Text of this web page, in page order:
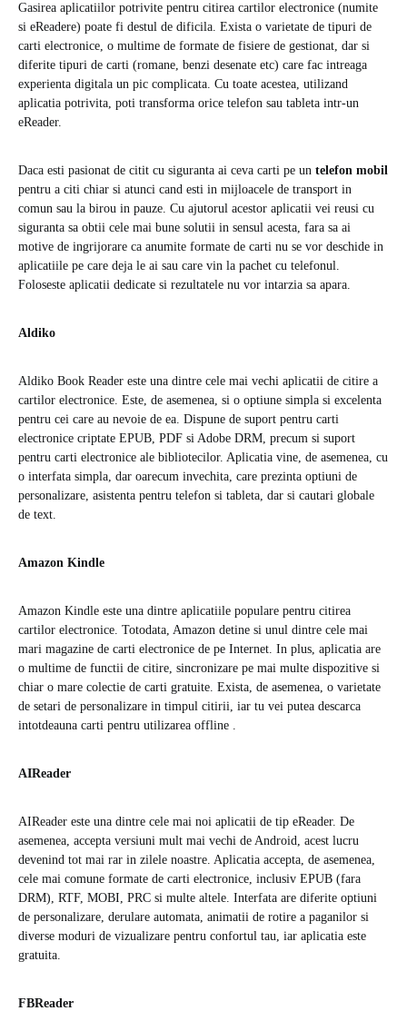
Gasirea aplicatiilor potrivite pentru citirea cartilor electronice (numite
si eReadere) poate fi destul de dificila. Exista o varietate de tipuri de
carti electronice, o multime de formate de fisiere de gestionat, dar si
diferite tipuri de carti (romane, benzi desenate etc) care fac intreaga
experienta digitala un pic complicata. Cu toate acestea, utilizand
aplicatia potrivita, poti transforma orice telefon sau tableta intr-un
eReader.
Daca esti pasionat de citit cu siguranta ai ceva carti pe un telefon mobil
pentru a citi chiar si atunci cand esti in mijloacele de transport in
comun sau la birou in pauze. Cu ajutorul acestor aplicatii vei reusi cu
siguranta sa obtii cele mai bune solutii in sensul acesta, fara sa ai
motive de ingrijorare ca anumite formate de carti nu se vor deschide in
aplicatiile pe care deja le ai sau care vin la pachet cu telefonul.
Foloseste aplicatii dedicate si rezultatele nu vor intarzia sa apara.
Aldiko
Aldiko Book Reader este una dintre cele mai vechi aplicatii de citire a
cartilor electronice. Este, de asemenea, si o optiune simpla si excelenta
pentru cei care au nevoie de ea. Dispune de suport pentru carti
electronice criptate EPUB, PDF si Adobe DRM, precum si suport
pentru carti electronice ale bibliotecilor. Aplicatia vine, de asemenea, cu
o interfata simpla, dar oarecum invechita, care prezinta optiuni de
personalizare, asistenta pentru telefon si tableta, dar si cautari globale
de text.
Amazon Kindle
Amazon Kindle este una dintre aplicatiile populare pentru citirea
cartilor electronice. Totodata, Amazon detine si unul dintre cele mai
mari magazine de carti electronice de pe Internet. In plus, aplicatia are
o multime de functii de citire, sincronizare pe mai multe dispozitive si
chiar o mare colectie de carti gratuite. Exista, de asemenea, o varietate
de setari de personalizare in timpul citirii, iar tu vei putea descarca
intotdeauna carti pentru utilizarea offline .
AIReader
AIReader este una dintre cele mai noi aplicatii de tip eReader. De
asemenea, accepta versiuni mult mai vechi de Android, acest lucru
devenind tot mai rar in zilele noastre. Aplicatia accepta, de asemenea,
cele mai comune formate de carti electronice, inclusiv EPUB (fara
DRM), RTF, MOBI, PRC si multe altele. Interfata are diferite optiuni
de personalizare, derulare automata, animatii de rotire a paganilor si
diverse moduri de vizualizare pentru confortul tau, iar aplicatia este
gratuita.
FBReader